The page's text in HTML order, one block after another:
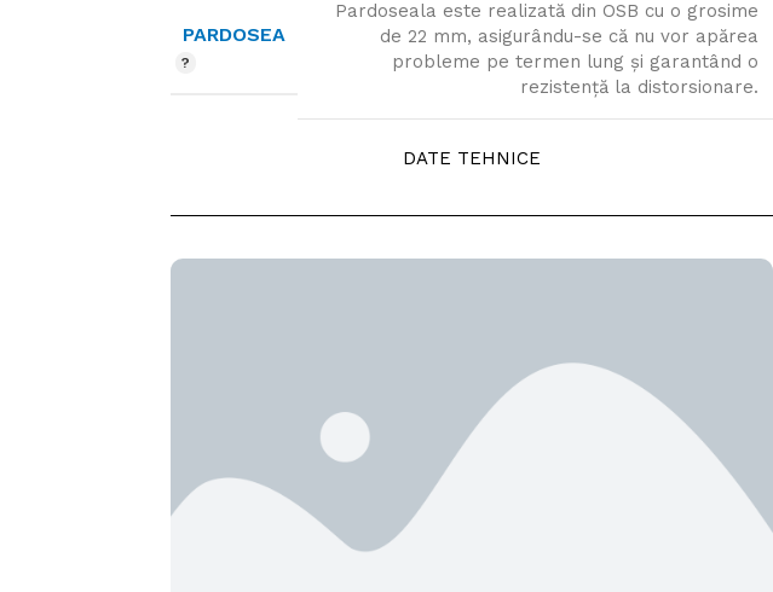
PARDOSEA
Pardoseala este realizată din OSB cu o grosime
de 22 mm, asigurându-se că nu vor apărea
probleme pe termen lung și garantând o
rezistență la distorsionare.
DATE TEHNICE